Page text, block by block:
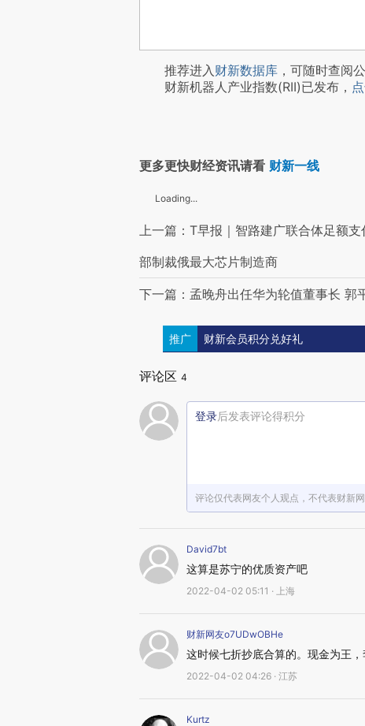
推荐进入财新数据库 ，可随时查阅
财新机器人产业指数(RII)已发布，
更多更快财经资讯请看 财新一线
Loading...
上一篇：T早报｜智路建广联合体足额
部制裁俄最大芯片制造商
下一篇：孟晚舟出任华为轮值董事长 郭
推广 财新会员积分兑好礼
评论区 4
登录后发表评论得积分
评论仅代表网友个人观点，不代表财新
David7bt
这算是苏宁的优质资产吧
2022-04-02 05:11 · 上海
财新网友o7UDwOBHe
这时候七折抄底合算的。现金为王
2022-04-02 04:26 · 江苏
Kurtz